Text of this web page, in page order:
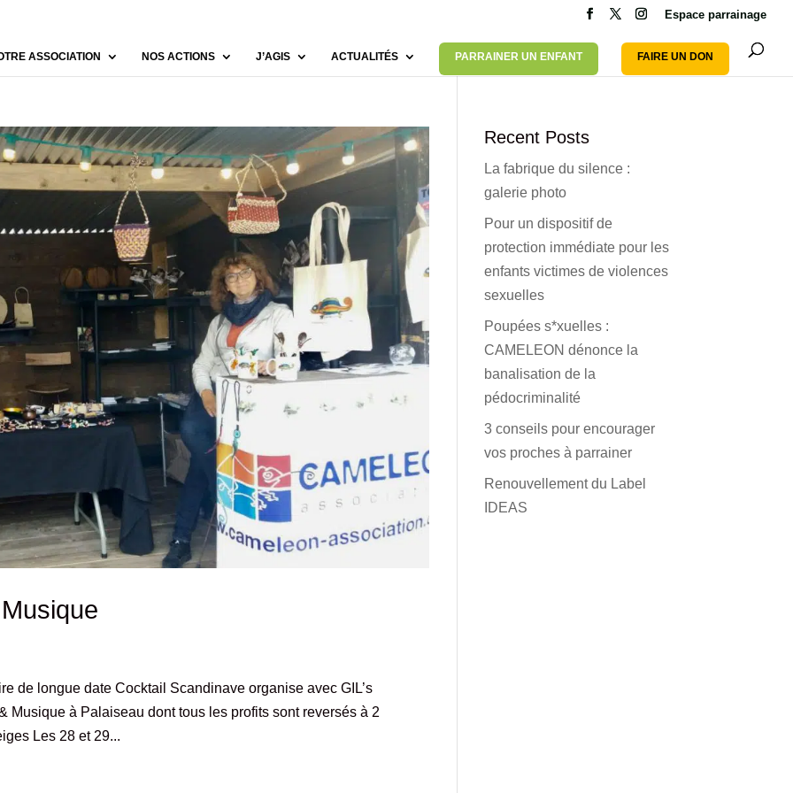
Espace parrainage
ASSOCIATION NOS ACTIONS J’AGIS ACTUALITÉS PARRAINER UN ENFANT FAIRE UN DON
de longue date Cocktail Scandinave organise avec GIL’s
Musique à Palaiseau dont tous les profits sont reversés à 2
Les 28 et 29...
Recent Posts
La fabrique du silence :
galerie photo
Pour un dispositif de
protection immédiate pour les
enfants victimes de violences
sexuelles
Poupées s*xuelles :
CAMELEON dénonce la
banalisation de la
pédocriminalité
3 conseils pour encourager
vos proches à parrainer
Renouvellement du Label
IDEAS